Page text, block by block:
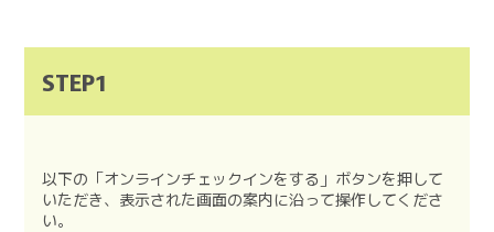
STEP1
以下の「オンラインチェックインをする」ボタンを押して
いただき、表示された画面の案内に沿って操作してくださ
い。